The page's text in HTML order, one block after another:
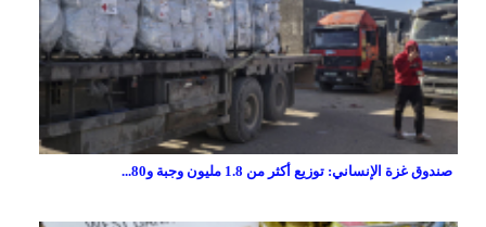
صندوق غزة الإنساني: توزيع أكثر من 1.8 مليون وجبة و80...